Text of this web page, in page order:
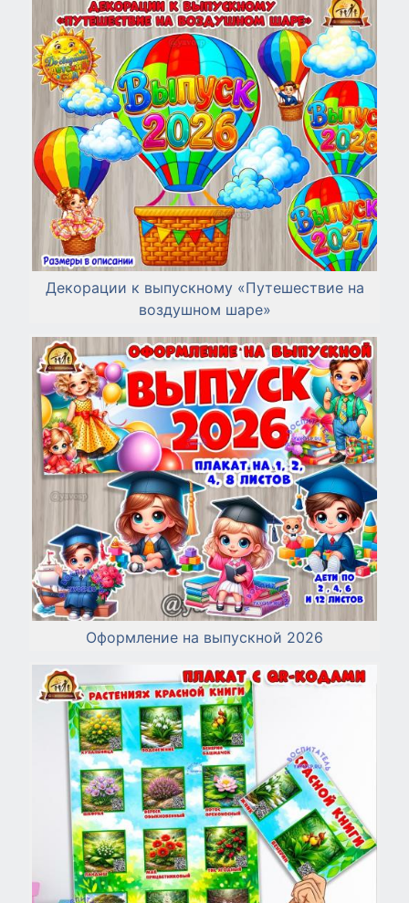
Декорации к выпускному «Путешествие на
воздушном шаре»
Оформление на выпускной 2026